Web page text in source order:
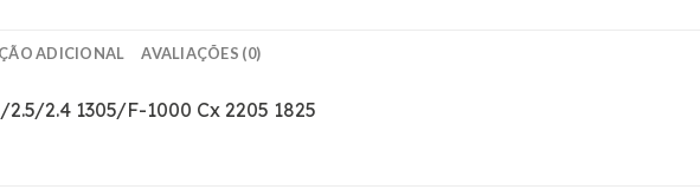
ADICIONAL AVALIAÇÕES (0)
2.4 1305/F-1000 Cx 2205 1825